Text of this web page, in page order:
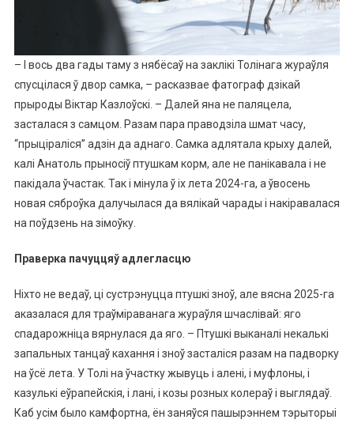
– І вось два гады таму з нябёсаў на заклікі Толінага жураўля
спусцілася ў двор самка, – расказвае фатограф дзікай
прыроды Віктар Казлоўскі. – Далей яна не паляцела,
засталася з самцом. Разам пара праводзіла шмат часу,
“прыціраліся” адзін да аднаго. Самка адлятала крыху далей,
калі Анатоль прыносіў птушкам корм, але не панікавала і не
пакідала ўчастак. Так і мінула ў іх лета 2024-га, а ўвосень
новая сяброўка далучылася да вялікай чарады і накіравалася
на поўдзень на зімоўку.
Праверка пачуццяў адлегласцю
Ніхто не ведаў, ці сустрэнуцца птушкі зноў, але вясна 2025-га
аказалася для траўміраванага жураўля шчаслівай: яго
спадарожніца вярнулася да яго. – Птушкі выканалі некалькі
запальных танцаў кахання і зноў засталіся разам на падворку
на ўсё лета. У Толі на ўчастку жывуць і алені, і муфлоны, і
казулькі еўрапейскія, і лані, і козы розных колераў і выглядаў.
Каб усім было камфортна, ён заняўся пашырэннем тэрыторыі